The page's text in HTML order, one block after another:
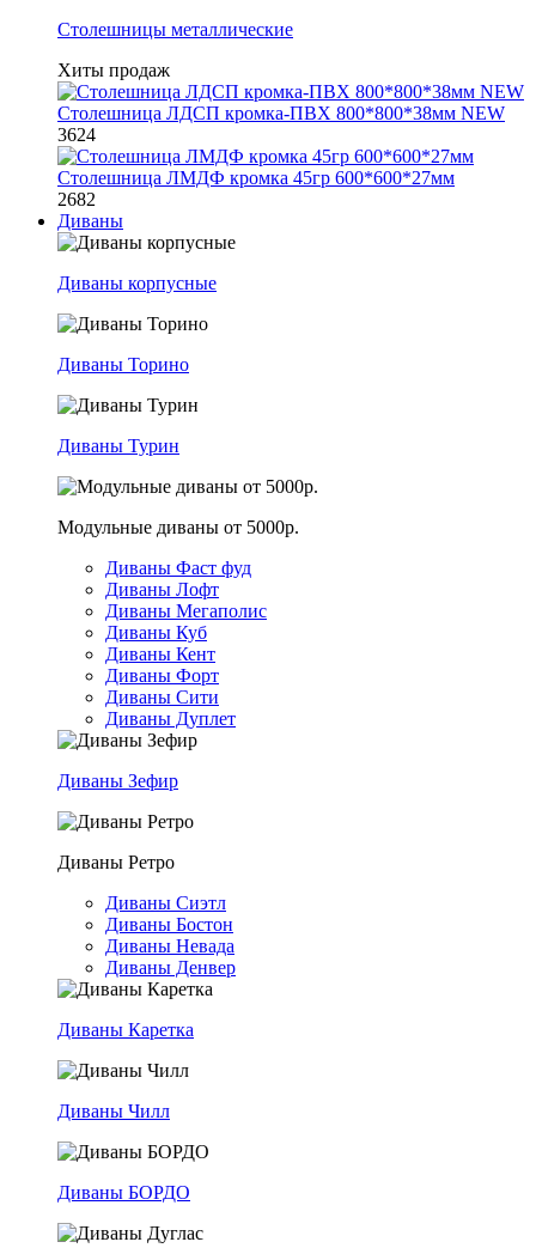
Столешницы металлические
Хиты продаж
Столешница ЛДСП кромка-ПВХ 800*800*38мм NEW
3624
Столешница ЛМДФ кромка 45гр 600*600*27мм
2682
Диваны
Диваны корпусные
Диваны Торино
Диваны Турин
Модульные диваны от 5000р.
Диваны Фаст фуд
Диваны Лофт
Диваны Мегаполис
Диваны Куб
Диваны Кент
Диваны Форт
Диваны Сити
Диваны Дуплет
Диваны Зефир
Диваны Ретро
Диваны Сиэтл
Диваны Бостон
Диваны Невада
Диваны Денвер
Диваны Каретка
Диваны Чилл
Диваны БОРДО